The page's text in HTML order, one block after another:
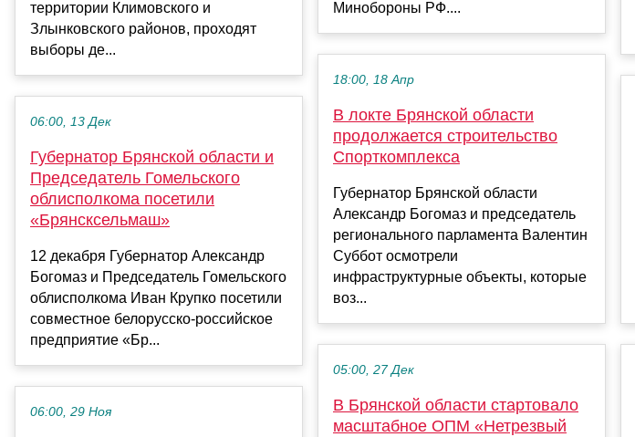
территории Климовского и
Злынковского районов, проходят
выборы де...
06:00, 13 Дек
Губернатор Брянской области и
Председатель Гомельского
облисполкома посетили
«Брянсксельмаш»
12 декабря Губернатор Александр
Богомаз и Председатель Гомельского
облисполкома Иван Крупко посетили
совместное белорусско-российское
предприятие «Бр...
06:00, 29 Ноя
Минобороны РФ....
18:00, 18 Апр
В локте Брянской области
продолжается строительство
Спорткомплекса
Губернатор Брянской области
Александр Богомаз и председатель
регионального парламента Валентин
Суббот осмотрели
инфраструктурные объекты, которые
воз...
05:00, 27 Дек
В Брянской области стартовало
масштабное ОПМ «Нетрезвый